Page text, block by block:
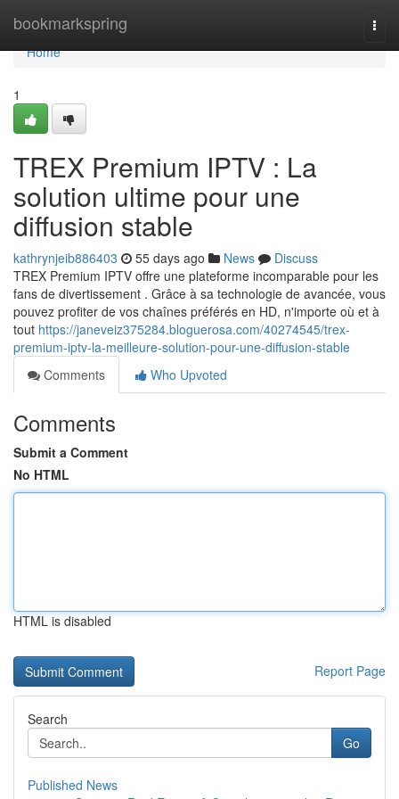
bookmarkspring
Home
Home
1
TREX Premium IPTV : La
solution ultime pour une
diffusion stable
kathrynjeib886403 55 days ago News
Discuss
TREX Premium IPTV offre une plateforme incomparable pour les
fans de divertissement . Grâce à sa technologie de avancée, vous
pouvez profiter de vos chaînes préférés en HD, n'importe où et à
tout https://janeveiz375284.bloguerosa.com/40274545/trex-
premium-iptv-la-meilleure-solution-pour-une-diffusion-stable
Comments
Who Upvoted
Comments
Submit a Comment
No HTML
HTML is disabled
Report Page
Search
Go
Published News